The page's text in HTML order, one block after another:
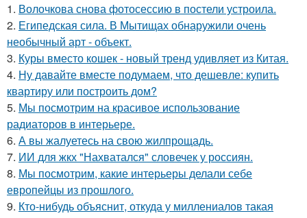
1. Волочкова снова фотосессию в постели устроила.
2. Египедская сила. В Мытищах обнаружили очень
необычный арт - объект.
3. Куры вместо кошек - новый тренд удивляет из Китая.
4. Ну давайте вместе подумаем, что дешевле: купить
квартиру или построить дом?
5. Мы посмотрим на красивое использование
радиаторов в интерьере.
6. А вы жалуетесь на свою жилпрощадь.
7. ИИ для жкх "Нахватался" словечек у россиян.
8. Мы посмотрим, какие интерьеры делали себе
европейцы из прошлого.
9. Кто-нибудь объяснит, откуда у миллениалов такая